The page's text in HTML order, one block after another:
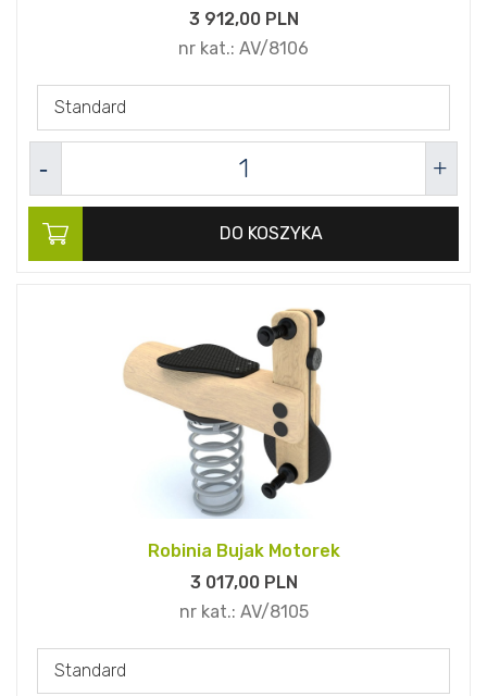
3 912,00PLN
nr kat.: AV/8106
Standard
DO KOSZYKA
Robinia Bujak Motorek
3 017,00PLN
nr kat.: AV/8105
Standard